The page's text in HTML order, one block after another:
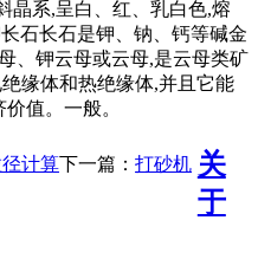
晶系,呈白、红、乳白色,熔
石长石是钾、钠、钙等碱金
、钾云母或云母,是云母类矿
缘体和热绝缘体,并且它能
值。一般。
计算下一篇： 打砂机 关
于